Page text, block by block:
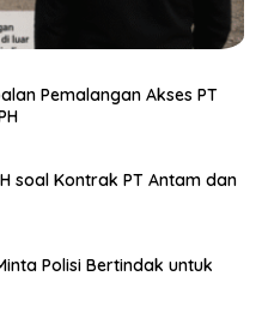
Pemalangan Akses PT
soal Kontrak PT Antam dan
Polisi Bertindak untuk